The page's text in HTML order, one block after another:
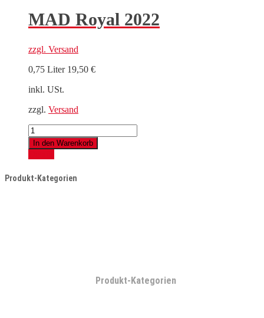
MAD Royal 2022
zzgl. Versand
0,75 Liter 19,50 €
inkl. USt.
zzgl. Versand
MAD
Royal
2022
Menge
In den Warenkorb
Produkt-Kategorien
Produkt-Kategorien